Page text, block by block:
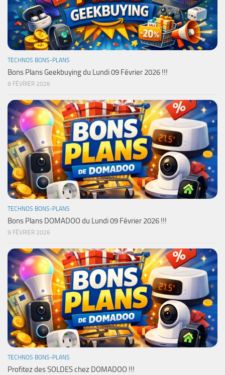
TECHNOS BONS-PLANS
Bons Plans Geekbuying du Lundi 09 Février 2026 !!!
9 FÉVRIER 2026
TECHNOS BONS-PLANS
Bons Plans DOMADOO du Lundi 09 Février 2026 !!!
9 FÉVRIER 2026
TECHNOS BONS-PLANS
Profitez des SOLDES chez DOMADOO !!!